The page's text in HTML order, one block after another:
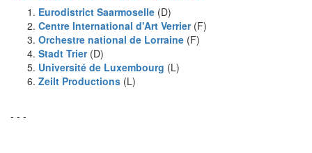
Eurodistrict Saarmoselle (D)
Centre International d'Art Verrier(F)
Orchestre national de Lorraine (F)
Stadt Trier(D)
Université de Luxembourg (L)
Zeilt Productions (L)
- - -